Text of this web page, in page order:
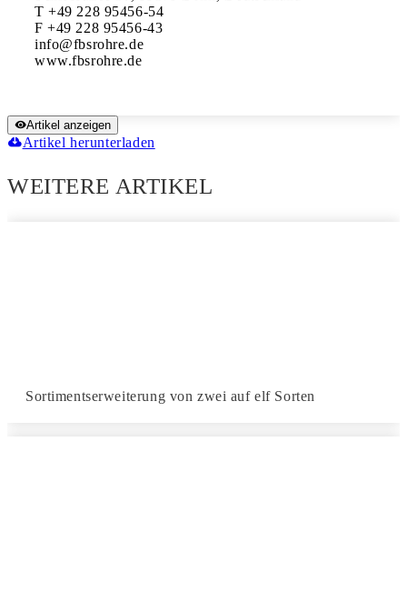
T +49 228 95456-54
F +49 228 95456-43
info@fbsrohre.de
Artikel anzeigen
Artikel herunterladen
WEITERE ARTIKEL
Sortimentserweiterung von zwei auf elf Sorten